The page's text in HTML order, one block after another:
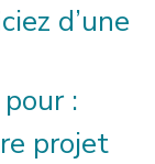
d’une
:
projet